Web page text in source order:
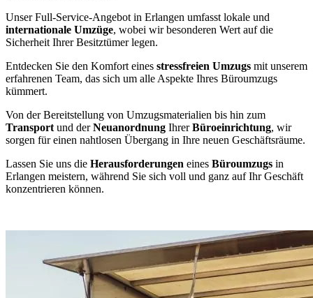
Unser Full-Service-Angebot in Erlangen umfasst lokale und
internationale Umzüge, wobei wir besonderen Wert auf die
Sicherheit Ihrer Besitztümer legen.
Entdecken Sie den Komfort eines stressfreien Umzugs mit unserem
erfahrenen Team, das sich um alle Aspekte Ihres Büroumzugs
kümmert.
Von der Bereitstellung von Umzugsmaterialien bis hin zum
Transport und derNeuanordnung IhrerBüroeinrichtung, wir
sorgen für einen nahtlosen Übergang in Ihre neuen Geschäftsräume.
Lassen Sie uns die Herausforderungen eines Büroumzugs in
Erlangen meistern, während Sie sich voll und ganz auf Ihr Geschäft
konzentrieren können.